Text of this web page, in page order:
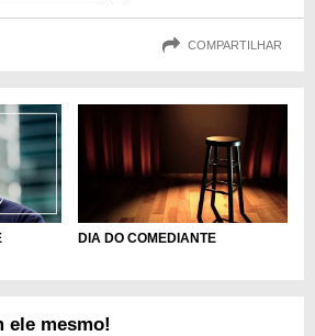
COMPARTILHAR
DIA DO COMEDIANTE
ele mesmo!